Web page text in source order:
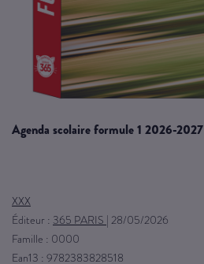
agenda scolaire formule 1 2026-2027
XXX
Éditeur : 365 PARIS | 28/05/2026
Famille : 0000
Ean13 : 9782383828518